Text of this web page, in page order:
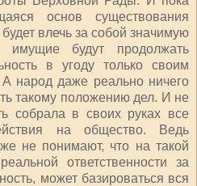
основ существования
влечь за собой значимую
имущие будут продолжать
в угоду только своим
народ даже реально ничего
такому положению дел. И не
собрала в своих руках все
на общество. Ведь
не понимают, что на такой
ответственности за
может базироваться вся